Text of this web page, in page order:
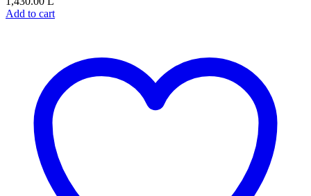
Add to cart